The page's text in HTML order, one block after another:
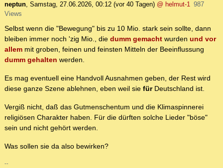
neptun, Samstag, 27.06.2026, 00:12 (vor 40 Tagen) @ helmut-1 987
Views
Selbst wenn die "Bewegung" bis zu 10 Mio. stark sein sollte, dann
bleiben immer noch 'zig Mio., die dumm gemacht wurden und vor
allem mit groben, feinen und feinsten Mitteln der Beeinflussung
dumm gehalten werden.
Es mag eventuell eine Handvoll Ausnahmen geben, der Rest wird
diese ganze Szene ablehnen, eben weil sie fürDeutschland ist.
Vergiß nicht, daß das Gutmenschentum und die Klimaspinnerei
religiösen Charakter haben. Für die dürften solche Lieder "böse"
sein und nicht gehört werden.
Was sollen sie da also bewirken?
--